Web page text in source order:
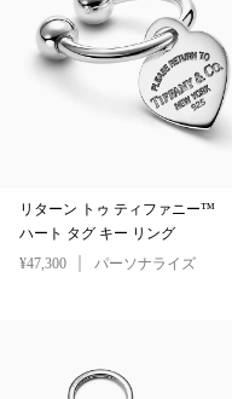
リターン トゥ ティファニー™
ハート タグ キー リング
¥47,300
パーソナライズ